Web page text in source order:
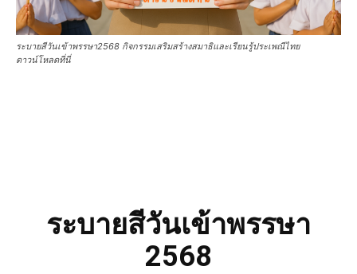
ระบายสีวันเข้าพรรษา2568 กิจกรรมเสริมสร้างสมาธิและเรียนรู้ประเพณีไทย
ดาวน์โหลดที่นี่
ระบายสีวันเข้าพรรษา
2568